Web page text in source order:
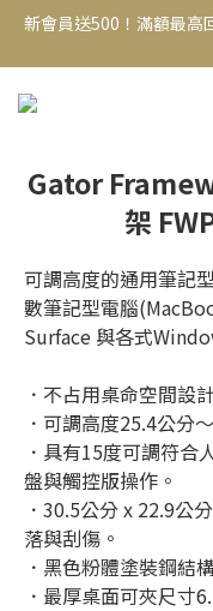
新會員送500！滿額最高
新會員送500！滿額最高
結帳頁選
Gator
架
可調高度的通用筆記
數筆記型電腦
Surface 與各式
．不占用桌命空間設
．可調高度25.4公分
．具有15度可調符合
盤與觸控版操作。
．30.5公分 x 22.9公
落與刮傷。
．黑色粉體塗裝鋼結
．最厚桌面可夾尺寸